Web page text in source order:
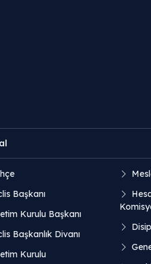
Başkanı
Kurulu Başkanı
Başkanlık Divanı
Kurulu